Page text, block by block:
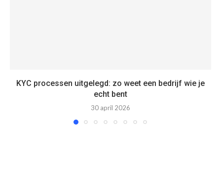
KYC processen uitgelegd: zo weet een bedrijf wie je
echt bent
30 april 2026